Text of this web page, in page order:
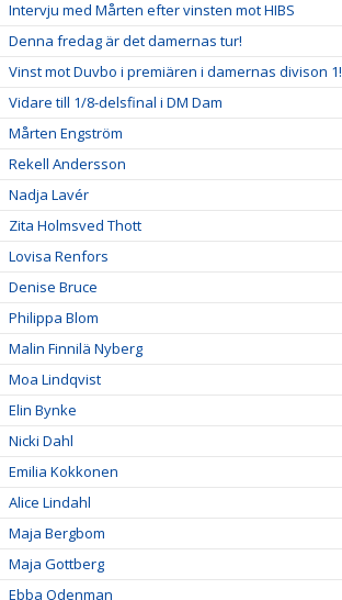
Intervju med Mårten efter vinsten mot HIBS
Denna fredag är det damernas tur!
Vinst mot Duvbo i premiären i damernas divison 1!
Vidare till 1/8-delsfinal i DM Dam
Mårten Engström
Rekell Andersson
Nadja Lavér
Zita Holmsved Thott
Lovisa Renfors
Denise Bruce
Philippa Blom
Malin Finnilä Nyberg
Moa Lindqvist
Elin Bynke
Nicki Dahl
Emilia Kokkonen
Alice Lindahl
Maja Bergbom
Maja Gottberg
Ebba Odenman